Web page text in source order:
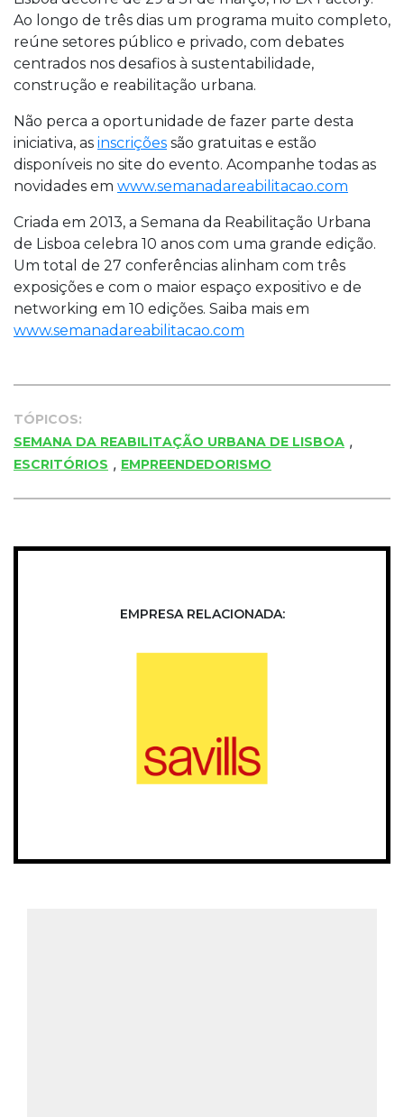
Ao longo de três dias um programa muito completo,
reúne setores público e privado, com debates
centrados nos desafios à sustentabilidade,
construção e reabilitação urbana.
Não perca a oportunidade de fazer parte desta
iniciativa, as inscrições são gratuitas e estão
disponíveis no site do evento. Acompanhe todas as
novidades em www.semanadareabilitacao.com
Criada em 2013, a Semana da Reabilitação Urbana
de Lisboa celebra 10 anos com uma grande edição.
Um total de 27 conferências alinham com três
exposições e com o maior espaço expositivo e de
networking em 10 edições. Saiba mais em
www.semanadareabilitacao.com
TÓPICOS:
SEMANA DA REABILITAÇÃO URBANA DE LISBOA ,
ESCRITÓRIOS , EMPREENDEDORISMO
EMPRESA RELACIONADA: